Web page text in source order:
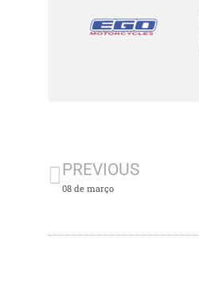
PREVIOUS
08 de março